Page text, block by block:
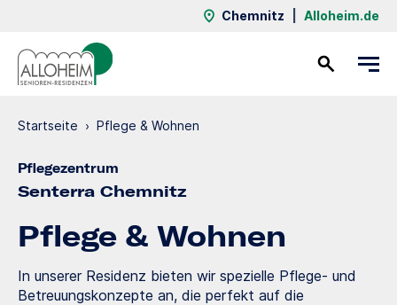
Chemnitz Alloheim.de
Startseite › Pflege & Wohnen
Pflegezentrum
Senterra Chemnitz
Pflege & Wohnen
In unserer Residenz bieten wir spezielle Pflege- und
Betreuungskonzepte an, die perfekt auf die